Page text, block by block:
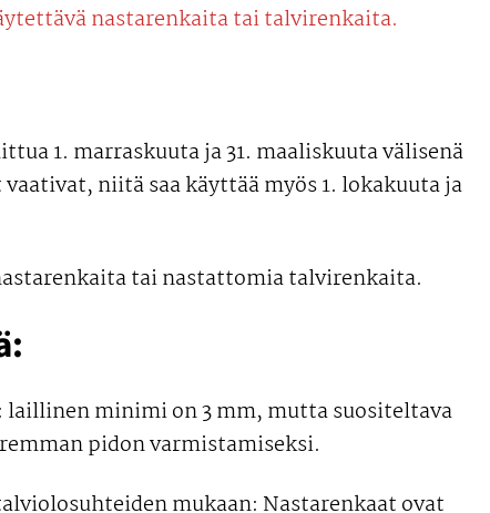
nastarenkaita tai talvirenkaita.
1. marraskuuta ja 31. maaliskuuta välisenä
niitä saa käyttää myös 1. lokakuuta ja
tai nastattomia talvirenkaita.
laillinen minimi on 3 mm, mutta suositeltava
pidon varmistamiseksi.
mukaan: Nastarenkaat ovat